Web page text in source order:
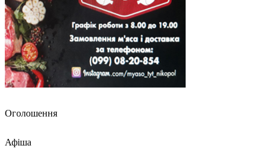
Оголошення
Афіша